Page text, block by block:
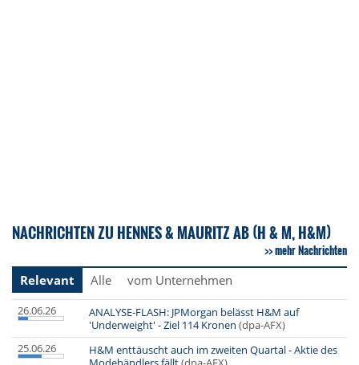
NACHRICHTEN ZU HENNES & MAURITZ AB (H & M, H&M)
mehr Nachrichten
Relevant
Alle vom Unternehmen
26.06.26
ANALYSE-FLASH: JPMorgan belässt H&M auf
'Underweight' - Ziel 114 Kronen (dpa-AFX)
25.06.26
H&M enttäuscht auch im zweiten Quartal - Aktie des